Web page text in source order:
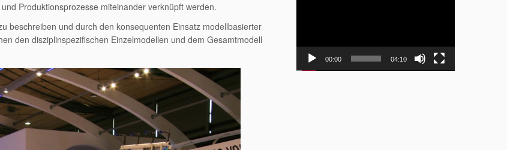
Produktionsprozesse miteinander verknüpft werden.
beschreiben und durch den konsequenten Einsatz modellbasierter
den disziplinspezifischen Einzelmodellen und dem Gesamtmodell
00:00 04:10